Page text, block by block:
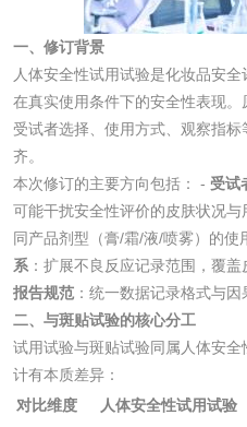
一、修订背景
人体安全性试用试验是化妆品安全
在真实使用条件下的安全性表现
受试者选择、使用方式、观察指
齐。
本次修订的主要方向包括： - 受试
可能干扰安全性评价的皮肤状况与
同产品剂型（膏/霜/液/喷雾）的使
系：扩展不良反应记录范围，覆
报告规范 ：统一数据记录格式与
二、与斑贴试验的核心分工
试用试验与斑贴试验同属人体安
计有本质差异：
对比维度
人体安全性试用试验
水处理剂
工业乳状氢
检测
三氯异氰
碳酸钙
活性炭